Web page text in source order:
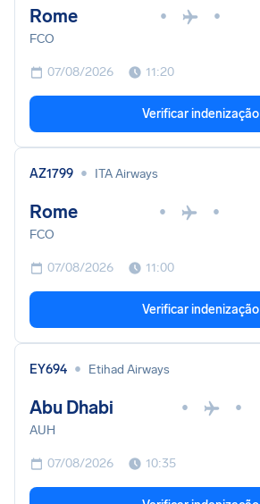
Rome • •
FCO
07/08/2026 11:20
Verificar indenização
AZ1799 • ITA Airways
Rome • •
FCO
07/08/2026 11:00
Verificar indenização
EY694 • Etihad Airways
Abu Dhabi • •
AUH
07/08/2026 10:35